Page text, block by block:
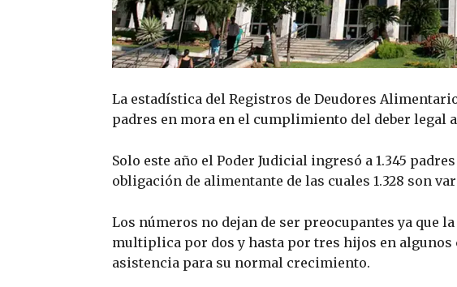
La estadística del Registros de Deudores
padres en mora en el cumplimiento del deber legal
Solo este año el Poder Judicial ingresó a 1.345
obligación de alimentante de las cuales 1.328 son
Los números no dejan de ser preocupantes ya que
multiplica por dos y hasta por tres hijos en algunos
asistencia para su normal crecimiento.